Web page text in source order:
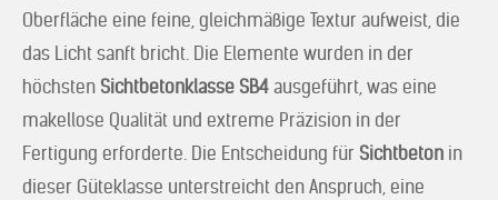
Oberfläche eine feine, gleichmäßige Textur aufweist, die
das Licht sanft bricht. Die Elemente wurden in der
höchsten Sichtbetonklasse SB4 ausgeführt, was eine
makellose Qualität und extreme Präzision in der
Fertigung erforderte. Die Entscheidung für Sichtbeton in
dieser Güteklasse unterstreicht den Anspruch, eine